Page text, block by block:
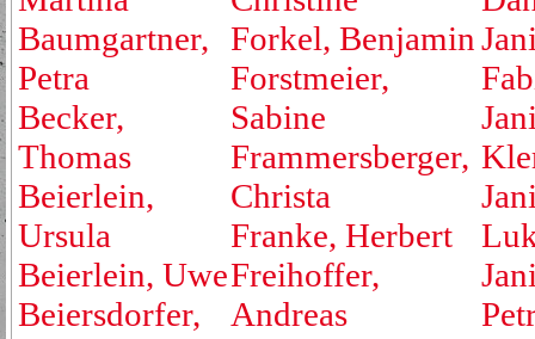
Baumgartner,
Petra
Becker,
Thomas
Beierlein,
Ursula
Beierlein, Uwe
Beiersdorfer,
Forkel, Benjamin
Forstmeier,
Sabine
Frammersberger,
Christa
Franke, Herbert
Freihoffer,
Andreas